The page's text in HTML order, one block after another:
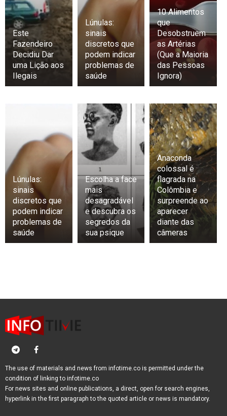
Este
Fazendeiro
Decidiu Dar
uma Lição aos
Ilegais
Lúnulas:
sinais
discretos que
podem indicar
problemas de
saúde
10 Alimentos
que
Desobstruem
as Artérias
(Que a Maioria
das Pessoas
Ignora)
Lúnulas:
sinais
discretos que
podem indicar
problemas de
saúde
Escolha a face
mais
desagradável
e descubra os
segredos da
sua psique
Anaconda
colossal é
flagrada na
Colômbia e
surpreende ao
aparecer
diante das
câmeras
The use of materials and news from infotime.co is permitted under the
condition of linking to infotime.co
For news sites and online publications, a direct, open for search engines,
hyperlink in the first paragraph to the quoted article or news is mandatory.